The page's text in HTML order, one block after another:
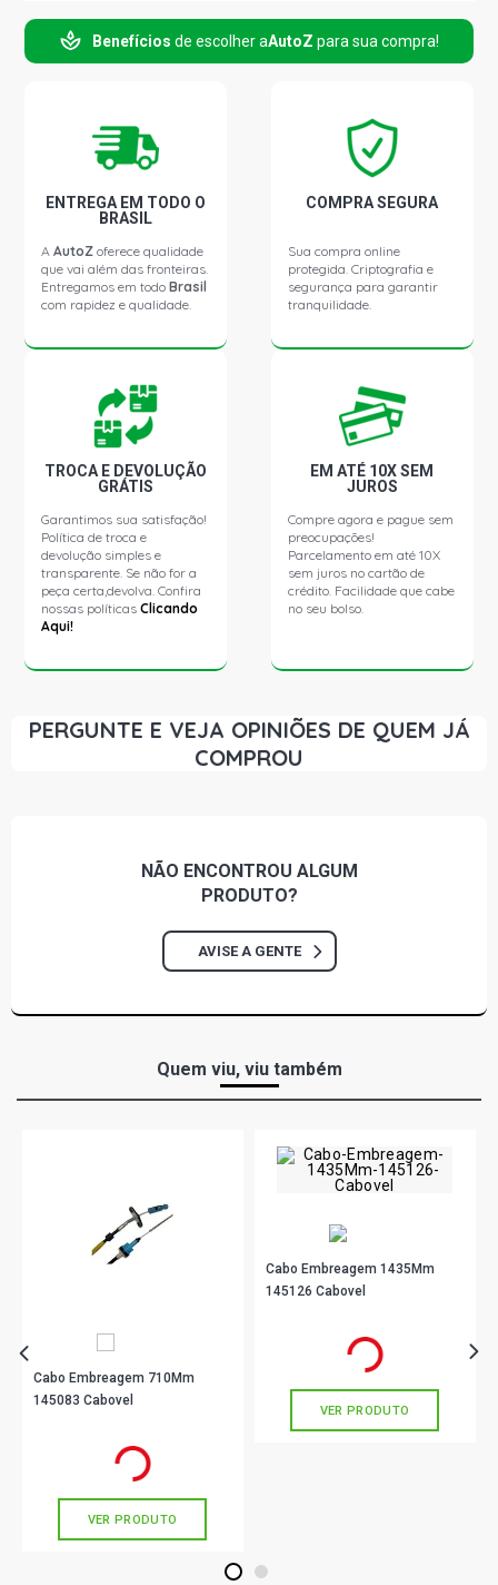
Benefícios de escolher aAutoZ para sua compra!
ENTREGA EM TODO O
BRASIL
AAutoZ oferece qualidade
que vai além das fronteiras.
Entregamos em todoBrasil
com rapidez e qualidade.
COMPRA SEGURA
Sua compra online
protegida. Criptografia e
segurança para garantir
tranquilidade.
TROCA E DEVOLUÇÃO
GRÁTIS
Garantimos sua satisfação!
Política de troca e
devolução simples e
transparente. Se não for a
peça certa,devolva. Confira
nossas políticasClicando
Aqui!
EM ATÉ 10X SEM
JUROS
Compre agora e pague sem
preocupações!
Parcelamento em até 10X
sem juros no cartão de
crédito. Facilidade que cabe
no seu bolso.
PERGUNTE E VEJA OPINIÕES DE QUEM JÁ
COMPROU
NÃO ENCONTROU ALGUM
PRODUTO?
AVISE A GENTE
Quem viu, viu também
Cabo Embreagem 710Mm
145083 Cabovel
em até 3x de
VER PRODUTO
Cabo Embreagem 1435Mm
145126 Cabovel
em até 3x de
VER PRODUTO
1 2